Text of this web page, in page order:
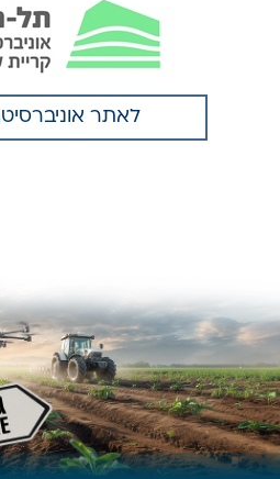
לאתר